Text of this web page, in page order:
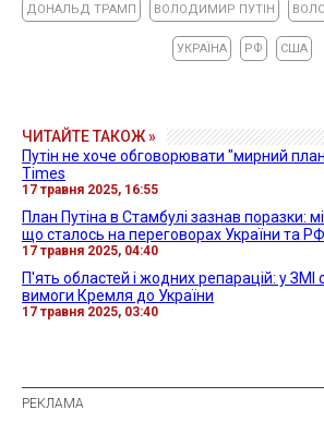
ДОНАЛЬД ТРАМП ВОЛОДИМИР ПУТІН
УКРАЇНА РФ США
ЧИТАЙТЕ ТАКОЖ »
Путін не хоче обговорювати "мирний
Times
17 травня 2025, 16:55
План Путіна в Стамбулі зазнав поразки:
що сталось на переговорах України та РФ
17 травня 2025, 04:40
П'ять областей і жодних репарацій: у ЗМІ
вимоги Кремля до України
17 травня 2025, 03:40